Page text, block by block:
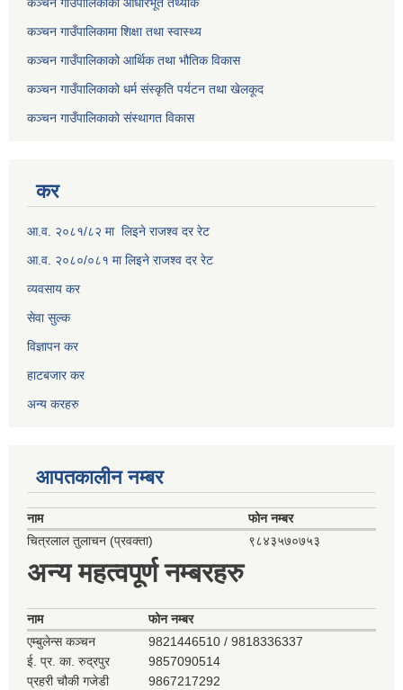
कञ्चन गाउँपालिकाको आधारभूत तथ्यांक
कञ्चन गाउँपालिकामा शिक्षा तथा स्वास्थ्य
कञ्चन गाउँपालिकाको आर्थिक तथा भौतिक विकास
कञ्चन गाउँपालिकाको धर्म संस्कृति पर्यटन तथा खेलकूद
कञ्चन गाउँपालिकाको संस्थागत विकास
कर
आ.व. २०८१/८२ मा लिइने राजश्व दर रेट
आ.व. २०८०/०८१ मा लिइने राजश्व दर रेट
व्यवसाय कर
सेवा सुल्क
विज्ञापन कर
हाटबजार कर
अन्य करहरु
आपतकालीन नम्बर
नाम
फोन नम्बर
चित्रलाल तुलाचन (प्रवक्ता)
९८४३५७०७५३
अन्य महत्वपूर्ण नम्बरहरु
नाम
फोन नम्बर
एम्बुलेन्स कञ्‍चन
9821446510 / 9818336337
ई. प्र. का. रुद्रपुर
9857090514
प्रहरी चौकी गजेडी
9867217292